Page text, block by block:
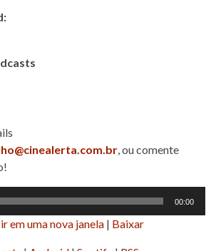
, ou comente
00:00
em uma nova janela | Baixar